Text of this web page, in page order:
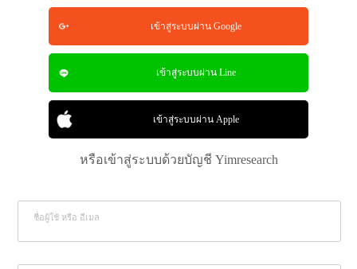
เข้าสู่ระบบผ่าน Google
เข้าสู่ระบบผ่าน Line
เข้าสู่ระบบผ่าน Apple
หรือเข้าสู่ระบบด้วยบัญชี Yimresearch
ชื่อผู้ใช้ หรือ อีเมล